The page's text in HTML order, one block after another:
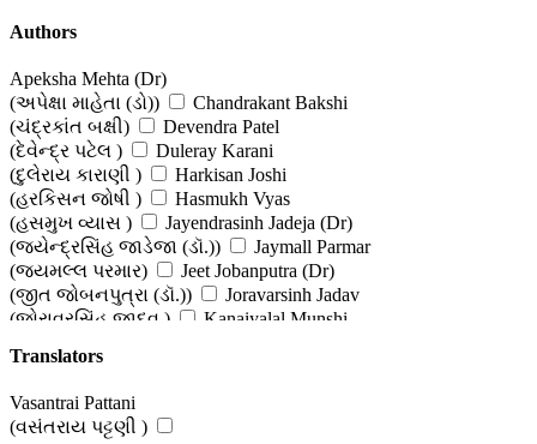
Authors
Apeksha Mehta (Dr)
(અપેક્ષા માહેતા (ડો))
Chandrakant Bakshi
(ચંદ્રકાંત બક્ષી)
Devendra Patel
(દેવેન્દ્ર પટેલ )
Duleray Karani
(દુલેરાય કારાણી )
Harkisan Joshi
(હરકિસન જોષી )
Hasmukh Vyas
(હસમુખ વ્યાસ )
Jayendrasinh Jadeja (Dr)
(જયેન્દ્રસિંહ જાડેજા (ડૉ.))
Jaymall Parmar
(જયમલ્લ પરમાર)
Jeet Jobanputra (Dr)
(જીત જોબનપુત્રા (ડૉ.))
Joravarsinh Jadav
(જોરાવરસિંહ જાદવ )
Kanaiyalal Munshi
(મફતલાલ પટેલ (ડો))
(માવજી મહેશ્વરી)
(નરોત્તમ પલાણ)
Parthivi Adhyaru - Shah
Translators
Vasantrai Pattani
(વસંતરાય પટ્ટણી )